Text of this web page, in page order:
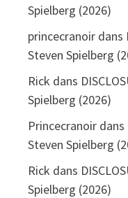
Spielberg (2026)
princecranoir dans
Steven Spielberg
Rick dans
Spielberg (2026)
Princecranoir dans
Steven Spielberg
Rick dans
Spielberg (2026)